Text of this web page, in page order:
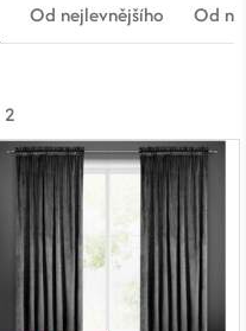
Od nejlevnějšího Od
2